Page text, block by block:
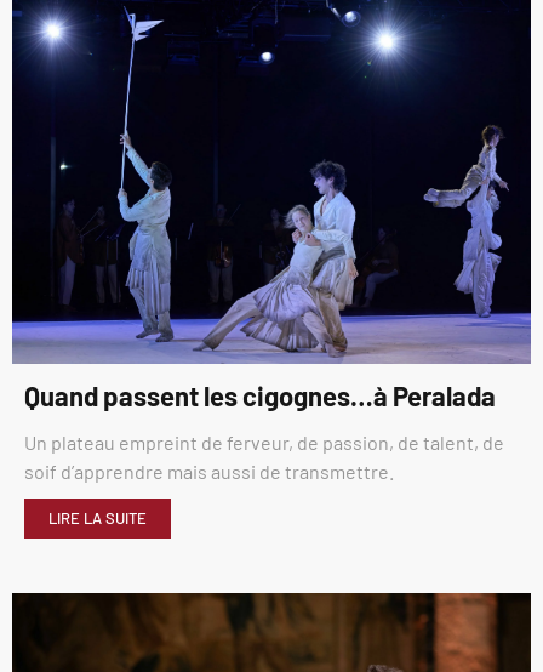
Quand passent les cigognes…à Peralada
Un plateau empreint de ferveur, de passion, de talent, de
soif d’apprendre mais aussi de transmettre.
LIRE LA SUITE